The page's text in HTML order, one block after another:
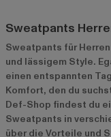
Sweatpants
Sweatpants für
und lässigem Style.
einen entspannten
Komfort, den du
Def-Shop findest du
Sweatpants in
über die Vorteile und